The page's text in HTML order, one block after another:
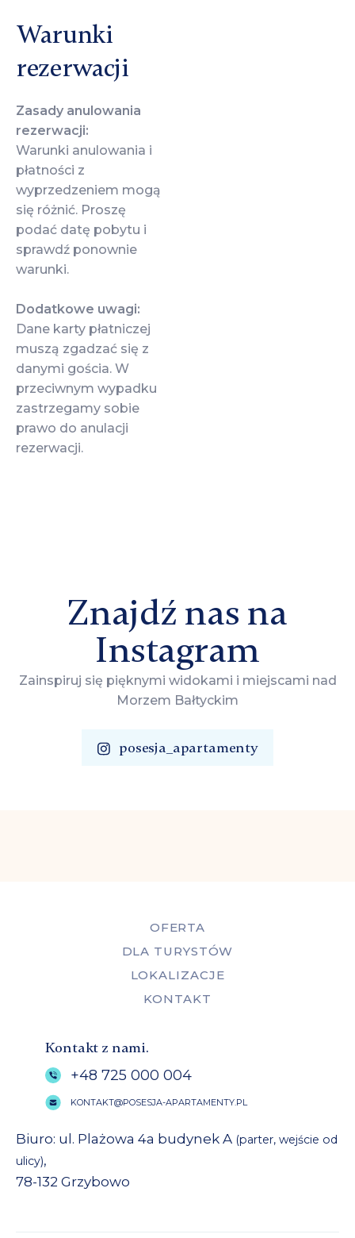
Warunki
rezerwacji
Zasady anulowania
rezerwacji:
Warunki anulowania i
płatności z
wyprzedzeniem mogą
się różnić. Proszę
podać datę pobytu i
sprawdź ponownie
warunki.
Dodatkowe uwagi:
Dane karty płatniczej
muszą zgadzać się z
danymi gościa. W
przeciwnym wypadku
zastrzegamy sobie
prawo do anulacji
rezerwacji.
Znajdź nas na
Instagram
Zainspiruj się pięknymi widokami i miejscami nad
Morzem Bałtyckim
posesja_apartamenty
OFERTA
DLA TURYSTÓW
LOKALIZACJE
KONTAKT
Kontakt z nami.
+48 725 000 004
KONTAKT@POSESJA-APARTAMENTY.PL
Biuro: ul. Plażowa 4a budynek A (parter, wejście od
ulicy),
78-132 Grzybowo